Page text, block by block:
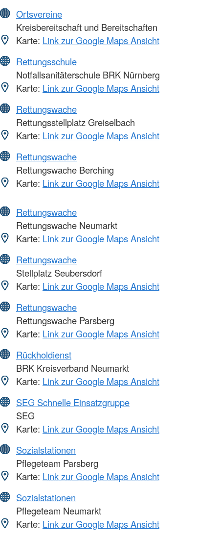
Ortsvereine
Kreisbereitschaft und Bereitschaften
Karte: Link zur Google Maps Ansicht
Rettungsschule
Notfallsanitäterschule BRK Nürnberg
Karte: Link zur Google Maps Ansicht
Rettungswache
Rettungsstellplatz Greiselbach
Karte: Link zur Google Maps Ansicht
Rettungswache
Rettungswache Berching
Karte: Link zur Google Maps Ansicht
Rettungswache
Rettungswache Neumarkt
Karte: Link zur Google Maps Ansicht
Rettungswache
Stellplatz Seubersdorf
Karte: Link zur Google Maps Ansicht
Rettungswache
Rettungswache Parsberg
Karte: Link zur Google Maps Ansicht
Rückholdienst
BRK Kreisverband Neumarkt
Karte: Link zur Google Maps Ansicht
SEG Schnelle Einsatzgruppe
SEG
Karte: Link zur Google Maps Ansicht
Sozialstationen
Pflegeteam Parsberg
Karte: Link zur Google Maps Ansicht
Sozialstationen
Pflegeteam Neumarkt
Karte: Link zur Google Maps Ansicht